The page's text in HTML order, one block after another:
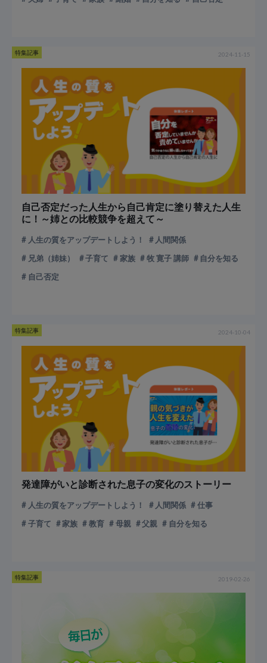
特集記事 2024-11-15
自己否定だった人生から自己肯定に塗り替えた人生
に！～姉との比較競争を超えて～
人生の質をアップデートしよう！
人間関係
兄弟（姉妹）
子育て 家族 牧 寛子 講師
自分を知る
自己否定
特集記事 2024-10-04
発達障がいと診断された息子の変化のストーリー
人生の質をアップデートしよう！ 人間関係
仕事
子育て
家族 教育 母親 父親 自分を知る
特集記事 2019-02-26